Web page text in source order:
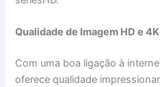
Qualidade de Imagem HD e 4K
Com uma boa ligação à
oferece qualidade